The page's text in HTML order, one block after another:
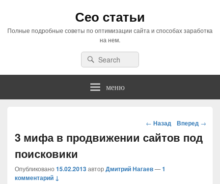
Сео статьи
Полные подробные советы по оптимизации сайта и способах заработка
на нем.
Search
for:
Search
меню
Навигация
статьям
← Назад Вперед →
3 мифа в продвижении сайтов под
поисковики
Опубликовано 15.02.2013автор Дмитрий Нагаев—1
комментарий ↓